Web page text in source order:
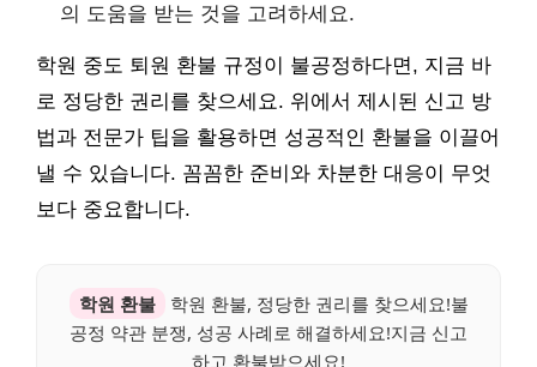
의 도움을 받는 것을 고려하세요.
학원 중도 퇴원 환불 규정이 불공정하다면, 지금 바
로 정당한 권리를 찾으세요. 위에서 제시된 신고 방
법과 전문가 팁을 활용하면 성공적인 환불을 이끌어
낼 수 있습니다. 꼼꼼한 준비와 차분한 대응이 무엇
보다 중요합니다.
학원 환불
학원 환불, 정당한 권리를 찾으세요!불
공정 약관 분쟁, 성공 사례로 해결하세요!지금 신고
하고 환불받으세요!